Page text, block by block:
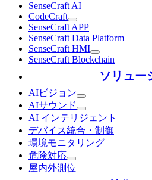
SenseCraft AI
CodeCraft
SenseCraft APP
SenseCraft Data Platform
SenseCraft HMI
SenseCraft Blockchain
ソリュー
AIビジョン
AIサウンド
AI インテリジェント
デバイス統合・制御
環境モニタリング
危険対応
屋内外測位